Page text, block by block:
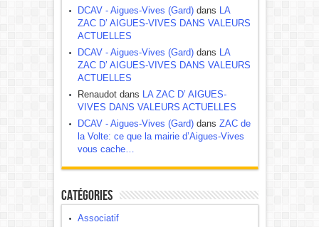
DCAV - Aigues-Vives (Gard)dans LA
ZAC D’ AIGUES-VIVES DANS VALEURS
ACTUELLES
DCAV - Aigues-Vives (Gard)dans LA
ZAC D’ AIGUES-VIVES DANS VALEURS
ACTUELLES
Renaudot dans LA ZAC D’ AIGUES-
VIVES DANS VALEURS ACTUELLES
DCAV - Aigues-Vives (Gard)dans ZAC de
la Volte: ce que la mairie d’Aigues-Vives
vous cache…
Catégories
Associatif